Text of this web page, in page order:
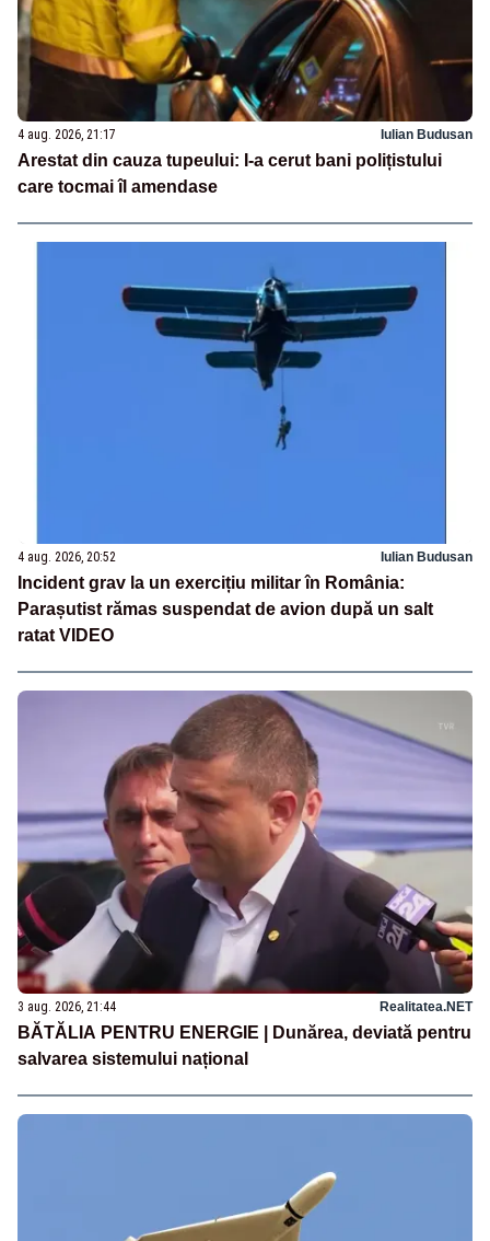
4 aug. 2026, 21:17 Iulian Budusan
Arestat din cauza tupeului: I-a cerut bani polițistului
care tocmai îl amendase
4 aug. 2026, 20:52 Iulian Budusan
Incident grav la un exercițiu militar în România:
Parașutist rămas suspendat de avion după un salt
ratat VIDEO
3 aug. 2026, 21:44 Realitatea.NET
BĂTĂLIA PENTRU ENERGIE | Dunărea, deviată pentru
salvarea sistemului național